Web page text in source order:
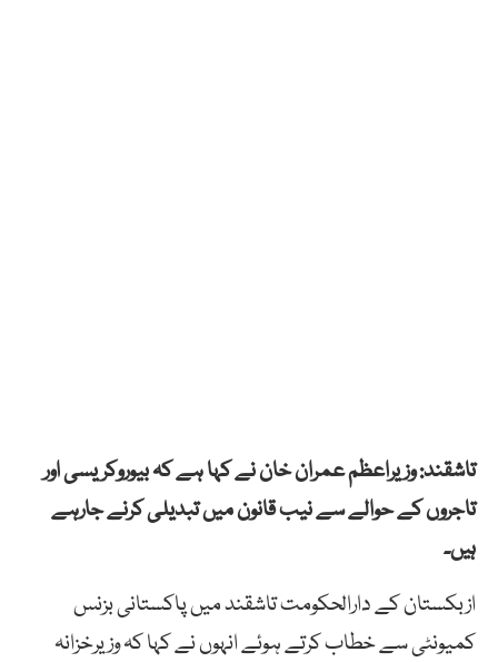
تاشقند: وزیراعظم عمران خان نے کہا ہے کہ بیوروکریسی اور
تاجروں کے حوالے سے نیب قانون میں تبدیلی کرنے جارہے
ہیں۔
ازبکستان کے دارالحکومت تاشقند میں پاکستانی بزنس
کمیونٹی سے خطاب کرتے ہوئے انہوں نے کہا کہ وزیرخزانہ